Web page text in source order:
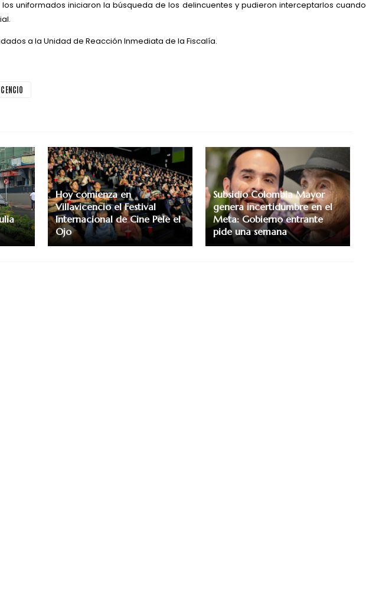
uniformados iniciaron la búsqueda de los delincuentes y pudieron interceptarlos cuando
a la Unidad de Reacción Inmediata de la Fiscalía.
Hoy comienza en
Villavicencio el Festival
Internacional de Cine Pele el
Ojo
Subsidio Colombia Mayor
genera incertidumbre en el
Meta: Gobierno entrante
pide una semana